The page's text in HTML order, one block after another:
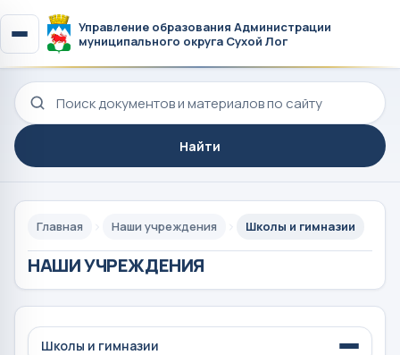
Управление образования Администрации
муниципального округа Сухой Лог
Поиск по сайту
Найти
Главная Наши учреждения Школы и гимназии
НАШИ УЧРЕЖДЕНИЯ
Школы и гимназии